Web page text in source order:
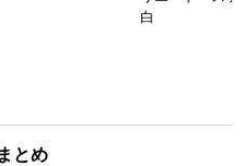
白
とめ